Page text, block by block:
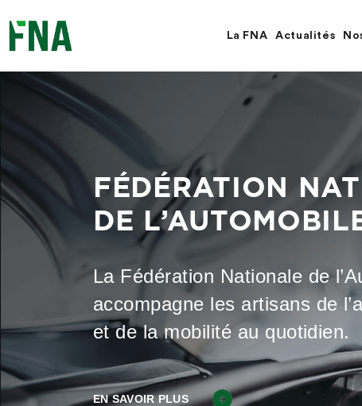
recherche
La FNA Actualités
FÉDÉRATION
DE
La Fédération Nationale de
accompagne les artisans de
et de la mobilité au quotidien.
EN SAVOIR PLUS